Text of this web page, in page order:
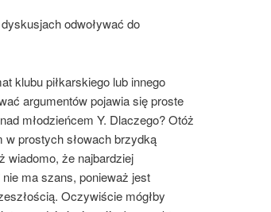
odwoływać do
klubu piłkarskiego lub innego
argumentów pojawia się proste
młodzieńcem Y. Dlaczego? Otóż
w prostych słowach brzydką
wiadomo, że najbardziej
ma szans, ponieważ jest
Oczywiście mógłby